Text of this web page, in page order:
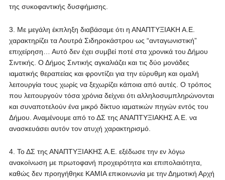
της συκοφαντικής δυσφήμισης.
3. Με μεγάλη έκπληξη διαβάσαμε ότι η ΑΝΑΠΤΥΞΙΑΚΗ Α.Ε.
χαρακτηρίζει τα Λουτρά Σιδηροκάστρου ως “ανταγωνιστική”
επιχείρηση… Αυτό δεν έχει συμβεί ποτέ στα χρονικά του Δήμου
Σιντικής. Ο Δήμος Σιντικής αγκαλιάζει και τις δύο μονάδες
ιαματικής θεραπείας και φροντίζει για την εύρυθμη και ομαλή
λειτουργία τους χωρίς να ξεχωρίζει κάποια από αυτές. Ο τρόπος
που λειτουργούν τόσα χρόνια δείχνει ότι αλληλοσυμπληρώνονται
και συναποτελούν ένα μικρό δίκτυο ιαματικών πηγών εντός του
Δήμου. Αναμένουμε από το ΔΣ της ΑΝΑΠΤΥΞΙΑΚΗΣ Α.Ε. να
ανασκευάσει αυτόν τον ατυχή χαρακτηρισμό.
4. Το ΔΣ της ΑΝΑΠΤΥΞΙΑΚΗΣ Α.Ε. εξέδωσε την εν λόγω
ανακοίνωση με πρωτοφανή προχειρότητα και επιπολαιότητα,
καθώς δεν προηγήθηκε ΚΑΜΙΑ επικοινωνία με την Δημοτική Αρχή